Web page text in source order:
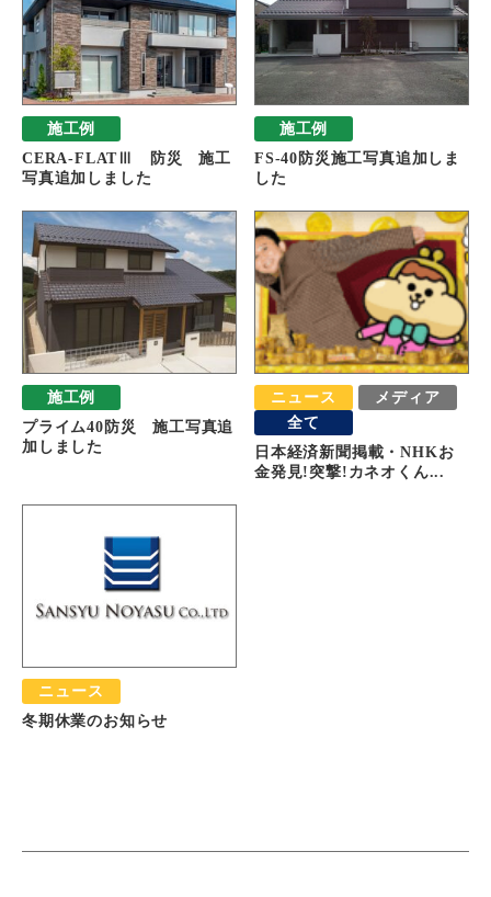
施工例
CERA-FLATⅢ 防災 施工
写真追加しました
施工例
FS-40防災施工写真追加しま
した
施工例
プライム40防災 施工写真追
加しました
ニュース
メディア
全て
日本経済新聞掲載・NHKお
金発見!突撃!カネオくん...
ニュース
冬期休業のお知らせ